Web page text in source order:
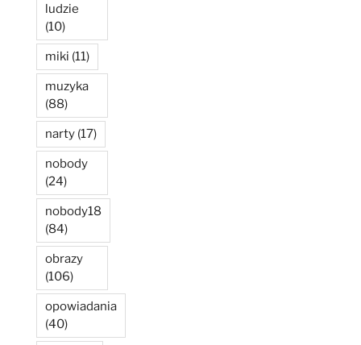
ludzie
(10)
miki (11)
muzyka
(88)
narty (17)
nobody
(24)
nobody18
(84)
obrazy
(106)
opowiadania
(40)